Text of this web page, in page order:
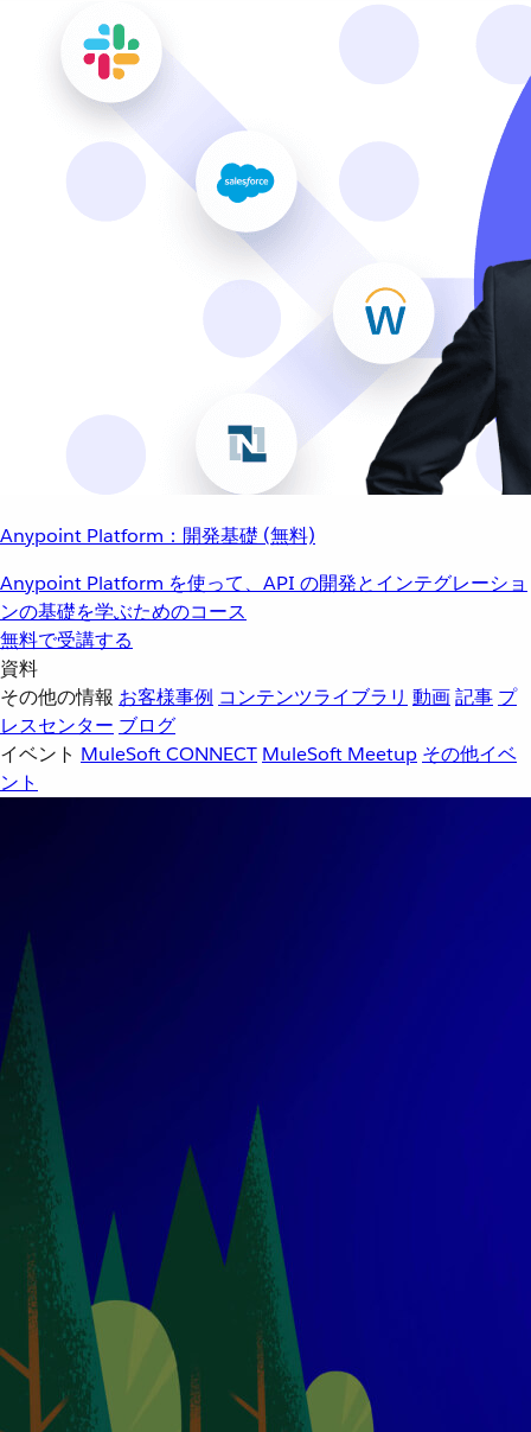
Anypoint Platform：開発基礎 (無料)
Anypoint Platform を使って、API の開発とインテグレーショ
ンの基礎を学ぶためのコース
無料で受講する
資料
その他の情報 お客様事例 コンテンツライブラリ 動画記事 プ
レスセンター ブログ
イベント MuleSoft CONNECT MuleSoft Meetup その他イベ
ント